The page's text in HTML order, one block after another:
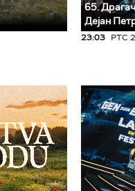
65.
Дејан
23:03 РТС 2